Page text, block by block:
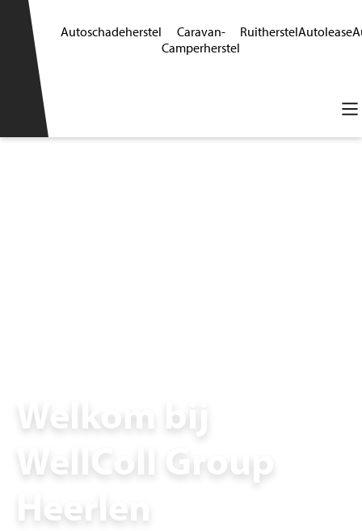
Autoschadeherstel
Caravan-
Camperherstel
RuitherstelAutolease
Welkom bij
WellColl Group
Heerlen